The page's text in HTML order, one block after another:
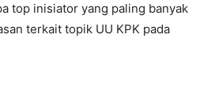
top inisiator yang paling banyak
terkait topik UU KPK pada